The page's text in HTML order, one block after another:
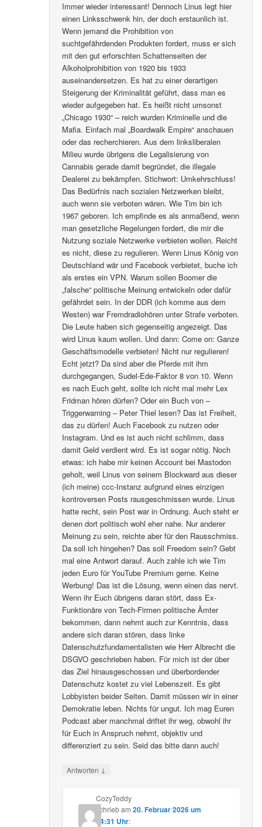
Immer wieder interessant! Dennoch Linus legt hier
einen Linksschwenk hin, der doch erstaunlich ist.
Wenn jemand die Prohibition von
suchtgefährdenden Produkten fordert, muss er sich
mit den gut erforschten Schattenseiten der
Alkoholprohibition von 1920 bis 1933
auseinandersetzen. Es hat zu einer derartigen
Steigerung der Kriminalität geführt, dass man es
wieder aufgegeben hat. Es heißt nicht umsonst
„Chicago 1930“ – reich wurden Kriminelle und die
Mafia. Einfach mal „Boardwalk Empire“ anschauen
oder das recherchieren. Aus dem linksliberalen
Milieu wurde übrigens die Legalisierung von
Cannabis gerade damit begründet, die illegale
Dealerei zu bekämpfen. Stichwort: Umkehrschluss!
Das Bedürfnis nach sozialen Netzwerken bleibt,
auch wenn sie verboten wären. Wie Tim bin ich
1967 geboren. Ich empfinde es als anmaßend, wenn
man gesetzliche Regelungen fordert, die mir die
Nutzung soziale Netzwerke verbieten wollen. Reicht
es nicht, diese zu regulieren. Wenn Linus König von
Deutschland wär und Facebook verbietet, buche ich
als erstes ein VPN. Warum sollen Boomer die
„falsche“ politische Meinung entwickeln oder dafür
gefährdet sein. In der DDR (ich komme aus dem
Westen) war Fremdradiohören unter Strafe verboten.
Die Leute haben sich gegenseitig angezeigt. Das
wird Linus kaum wollen. Und dann: Come on: Ganze
Geschäftsmodelle verbieten! Nicht nur regulieren!
Echt jetzt? Da sind aber die Pferde mit ihm
durchgegangen, Sudel-Ede-Faktor 8 von 10. Wenn
es nach Euch geht, sollte ich nicht mal mehr Lex
Fridman hören dürfen? Oder ein Buch von –
Triggerwarning – Peter Thiel lesen? Das ist Freiheit,
das zu dürfen! Auch Facebook zu nutzen oder
Instagram. Und es ist auch nicht schlimm, dass
damit Geld verdient wird. Es ist sogar nötig. Noch
etwas: ich habe mir keinen Account bei Mastodon
geholt, weil Linus von seinem Blockward aus dieser
(ich meine) ccc-Instanz aufgrund eines einzigen
kontroversen Posts rausgeschmissen wurde. Linus
hatte recht, sein Post war in Ordnung. Auch steht er
denen dort politisch wohl eher nahe. Nur anderer
Meinung zu sein, reichte aber für den Rausschmiss.
Da soll ich hingehen? Das soll Freedom sein? Gebt
mal eine Antwort darauf. Auch zahle ich wie Tim
jeden Euro für YouTube Premium gerne. Keine
Werbung! Das ist die Lösung, wenn einen das nervt.
Wenn ihr Euch übrigens daran stört, dass Ex-
Funktionäre von Tech-Firmen politische Ämter
bekommen, dann nehmt auch zur Kenntnis, dass
andere sich daran stören, dass linke
Datenschutzfundamentalisten wie Herr Albrecht die
DSGVO geschrieben haben. Für mich ist der über
das Ziel hinausgeschossen und überbordender
Datenschutz kostet zu viel Lebenszeit. Es gibt
Lobbyisten beider Seiten. Damit müssen wir in einer
Demokratie leben. Nichts für ungut. Ich mag Euren
Podcast aber manchmal driftet ihr weg, obwohl ihr
für Euch in Anspruch nehmt, objektiv und
differenziert zu sein. Seid das bitte dann auch!
Antworten ↓
CozyTeddy
schriebam 20. Februar 2026 um
14:31 Uhr: